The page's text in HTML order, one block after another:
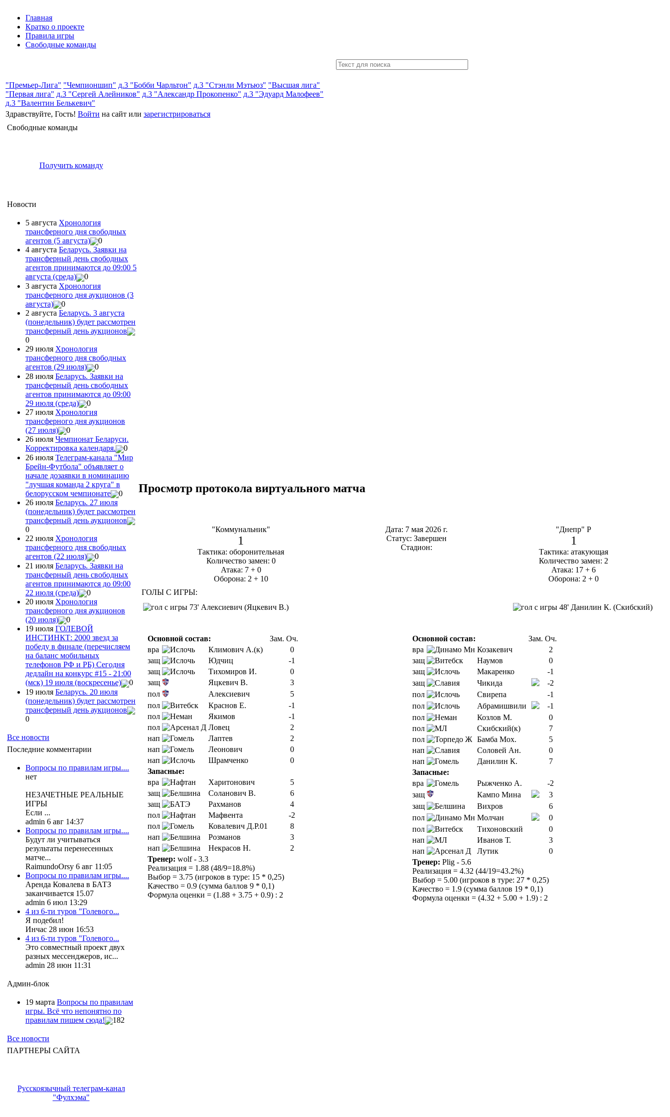
Главная
Кратко о проекте
Правила игры
Свободные команды
"Премьер-Лига" "Чемпионшип" д.3 "Бобби Чарльтон" д.3 "Стэнли Мэтьюз" "Высшая лига"
"Первая лига" д.3 "Сергей Алейников" д.3 "Александр Прокопенко" д.3 "Эдуард Малофеев"
д.3 "Валентин Белькевич"
Здравствуйте, Гость! Войти на сайт или зарегистрироваться
Свободные команды
Получить команду
Новости
5 августа Хронология
трансферного дня свободных
агентов (5 августа)
0
4 августа Беларусь. Заявки на
трансферный день свободных
агентов принимаются до 09:00 5
августа (среда)
0
3 августа Хронология
трансферного дня аукционов (3
августа)
0
2 августа Беларусь. 3 августа
(понедельник) будет рассмотрен
трансферный день аукционов
0
29 июля Хронология
трансферного дня свободных
агентов (29 июля)
0
28 июля Беларусь. Заявки на
трансферный день свободных
агентов принимаются до 09:00
29 июля (среда)
0
27 июля Хронология
трансферного дня аукционов
(27 июля)
0
26 июля Чемпионат Беларуси.
Корректировка календаря.
0
26 июля Телеграм-канала "Мир
Брейн-Футбола" объявляет о
начале дозаявки в номинацию
"лучшая команда 2 круга" в
белорусском чемпионате
0
26 июля Беларусь. 27 июля
(понедельник) будет рассмотрен
трансферный день аукционов
0
22 июля Хронология
трансферного дня свободных
агентов (22 июля)
0
21 июля Беларусь. Заявки на
трансферный день свободных
агентов принимаются до 09:00
22 июля (среда)
0
20 июля Хронология
трансферного дня аукционов
(20 июля)
0
19 июля ГОЛЕВОЙ
ИНСТИНКТ: 2000 звезд за
победу в финале (перечисляем
на баланс мобильных
телефонов РФ и РБ) Сегодня
дедлайн на конкурс #15 - 21:00
(мск) 19 июля (воскресенье)
0
19 июля Беларусь. 20 июля
(понедельник) будет рассмотрен
трансферный день аукционов
0
Все новости
Последние комментарии
Вопросы по правилам игры....
нет
НЕЗАЧЕТНЫЕ РЕАЛЬНЫЕ
ИГРЫ
Если ...
admin 6 авг 14:37
Вопросы по правилам игры....
Будут ли учитываться
результаты перенесенных
матче...
RaimundoOrsy 6 авг 11:05
Вопросы по правилам игры....
Аренда Ковалева в БАТЗ
заканчивается 15.07
admin 6 июл 13:29
4 из 6-ти туров "Голевого...
Я подебил!
Инчас 28 июн 16:53
4 из 6-ти туров "Голевого...
Это совместный проект двух
разных мессенджеров, ис...
admin 28 июн 11:31
Админ-блок
19 марта Вопросы по правилам
игры. Всё что непонятно по
правилам пишем сюда!
182
Все новости
ПАРТНЕРЫ САЙТА
Русскоязычный телеграм-канал
"Фулхэма"
Просмотр протокола виртуального матча
"Коммунальник"
1
Тактика: оборонительная
Количество замен: 0
Атака: 7 + 0
Оборона: 2 + 10
Дата: 7 мая 2026 г.
Статус: Завершен
Стадион:
"Днепр" Р
1
Тактика: атакующая
Количество замен: 2
Атака: 17 + 6
Оборона: 2 + 0
ГОЛЫ С ИГРЫ:
73' Алексиевич (Яцкевич В.)
48' Данилин К. (Скибский)
Основной состав: Зам. Оч.
вра
Климович А.(к)
0
защ
Юдчиц
-1
защ
Тихомиров И.
0
защ
Яцкевич В.
3
пол
Алексиевич
5
пол
Краснов Е.
-1
пол
Якимов
-1
пол
Ловец
2
нап
Лаптев
2
нап
Леонович
0
нап
Шрамченко
0
Запасные:
вра
Харитонович
5
защ
Соланович В.
6
защ
Рахманов
4
пол
Мафвента
-2
пол
Ковалевич Д.Р.01
8
нап
Розманов
3
нап
Некрасов Н.
2
Тренер: wolf - 3.3
Реализация = 1.88 (48/9=18.8%)
Выбор = 3.75 (игроков в туре: 15 * 0,25)
Качество = 0.9 (сумма баллов 9 * 0,1)
Формула оценки = (1.88 + 3.75 + 0.9) : 2
Основной состав: Зам. Оч.
вра
Козакевич
2
защ
Наумов
0
защ
Макаренко
-1
защ
Чикида
-2
пол
Свирепа
-1
пол
Абрамишвили
-1
пол
Козлов М.
0
пол
Скибский(к)
7
пол
Бамба Мох.
5
нап
Соловей Ан.
0
нап
Данилин К.
7
Запасные:
вра
Рыжченко А.
-2
защ
Кампо Мина
3
защ
Вихров
6
пол
Молчан
0
пол
Тихоновский
0
нап
Иванов Т.
3
нап
Лутик
0
Тренер: Plig - 5.6
Реализация = 4.32 (44/19=43.2%)
Выбор = 5.00 (игроков в туре: 27 * 0,25)
Качество = 1.9 (сумма баллов 19 * 0,1)
Формула оценки = (4.32 + 5.00 + 1.9) : 2